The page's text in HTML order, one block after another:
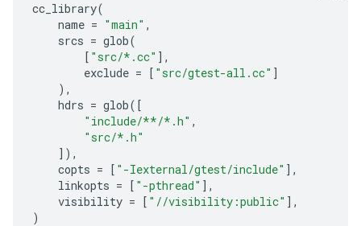
cc_library(
name = "main" ,
srcs = glob(
[ "src/*.cc" ],
exclude = [ "src/gtest-all.cc" ]
),
hdrs = glob([
"include/**/*.h" ,
"src/*.h"
]),
copts = [ "-Iexternal/gtest/include" ],
linkopts = [ "-pthread" ],
visibility = [ "//visibility:public" ],
)